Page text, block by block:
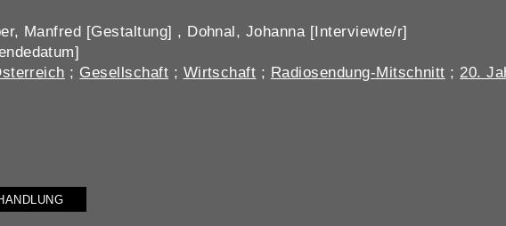
Manfred [Gestaltung] , Dohnal, Johanna [Interviewte/r]
; Gesellschaft ; Wirtschaft ; Radiosendung-Mitschnitt ; 20.